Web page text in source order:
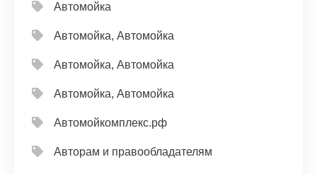
Автомойка
Автомойка, Автомойка
Автомойка, Автомойка
Автомойка, Автомойка
Автомойкомплекс.рф
Авторам и правообладателям